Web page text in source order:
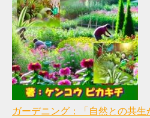
ガーデニング：「自然との共